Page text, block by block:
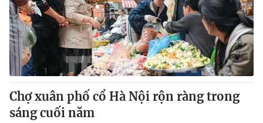
Chợ xuân phố cổ Hà Nội rộn ràng trong
sáng cuối năm